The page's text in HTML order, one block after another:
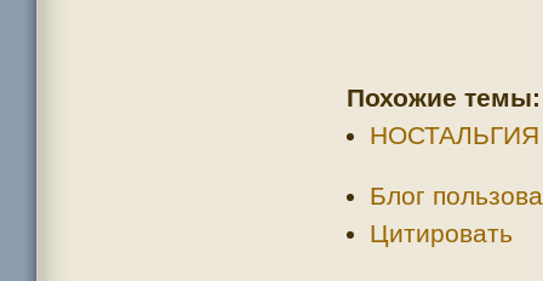
Похожие темы:
Блог
Цитировать